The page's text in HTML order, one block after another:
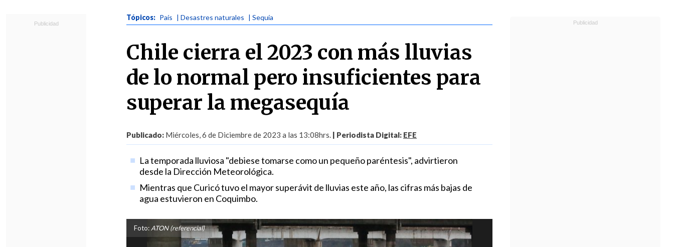
Tópicos: País | Desastres naturales | Sequía
Chile cierra el 2023 con más lluvias
de lo normal pero insuficientes para
superar la megasequía
Publicado: Miércoles, 6 de Diciembre de 2023 a las 13:08hrs. | Periodista Digital: EFE
La temporada lluviosa "debiese tomarse como un pequeño paréntesis", advirtieron
desde la Dirección Meteorológica.
Mientras que Curicó tuvo el mayor superávit de lluvias este año, las cifras más bajas de
agua estuvieron en Coquimbo.
Foto: ATON (referencial)